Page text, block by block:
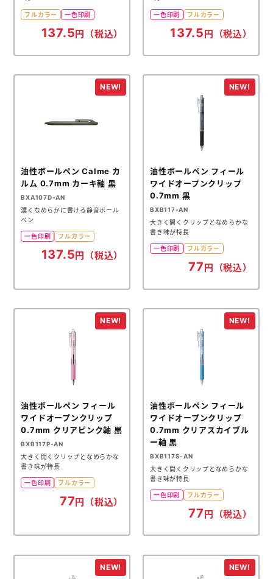
フルカラー 一色印刷
137.5円（税込）
一色印刷 フルカラー
137.5円（税込）
油性ボールペン Calme カ
ルム 0.7mm カーキ軸 黒
BXA107D-AN
濃くなめらかに書ける静音ボール
ペン
一色印刷 フルカラー
137.5 円（税込）
油性ボールペン フィール
ワイドオープンクリップ
0.7mm 黒
BXB117-AN
大きく開くクリップとなめらかな
書き味が特長
一色印刷 フルカラー
77 円（税込）
油性ボールペン フィール
ワイドオープンクリップ
0.7mm クリアピンク軸 黒
BXB117P-AN
大きく開くクリップとなめらかな
書き味が特長
一色印刷 フルカラー
77円（税込）
油性ボールペン フィール
ワイドオープンクリップ
0.7mm クリアスカイブル
ー軸 黒
BXB117S-AN
大きく開くクリップとなめらかな
書き味が特長
一色印刷 フルカラー
77円（税込）